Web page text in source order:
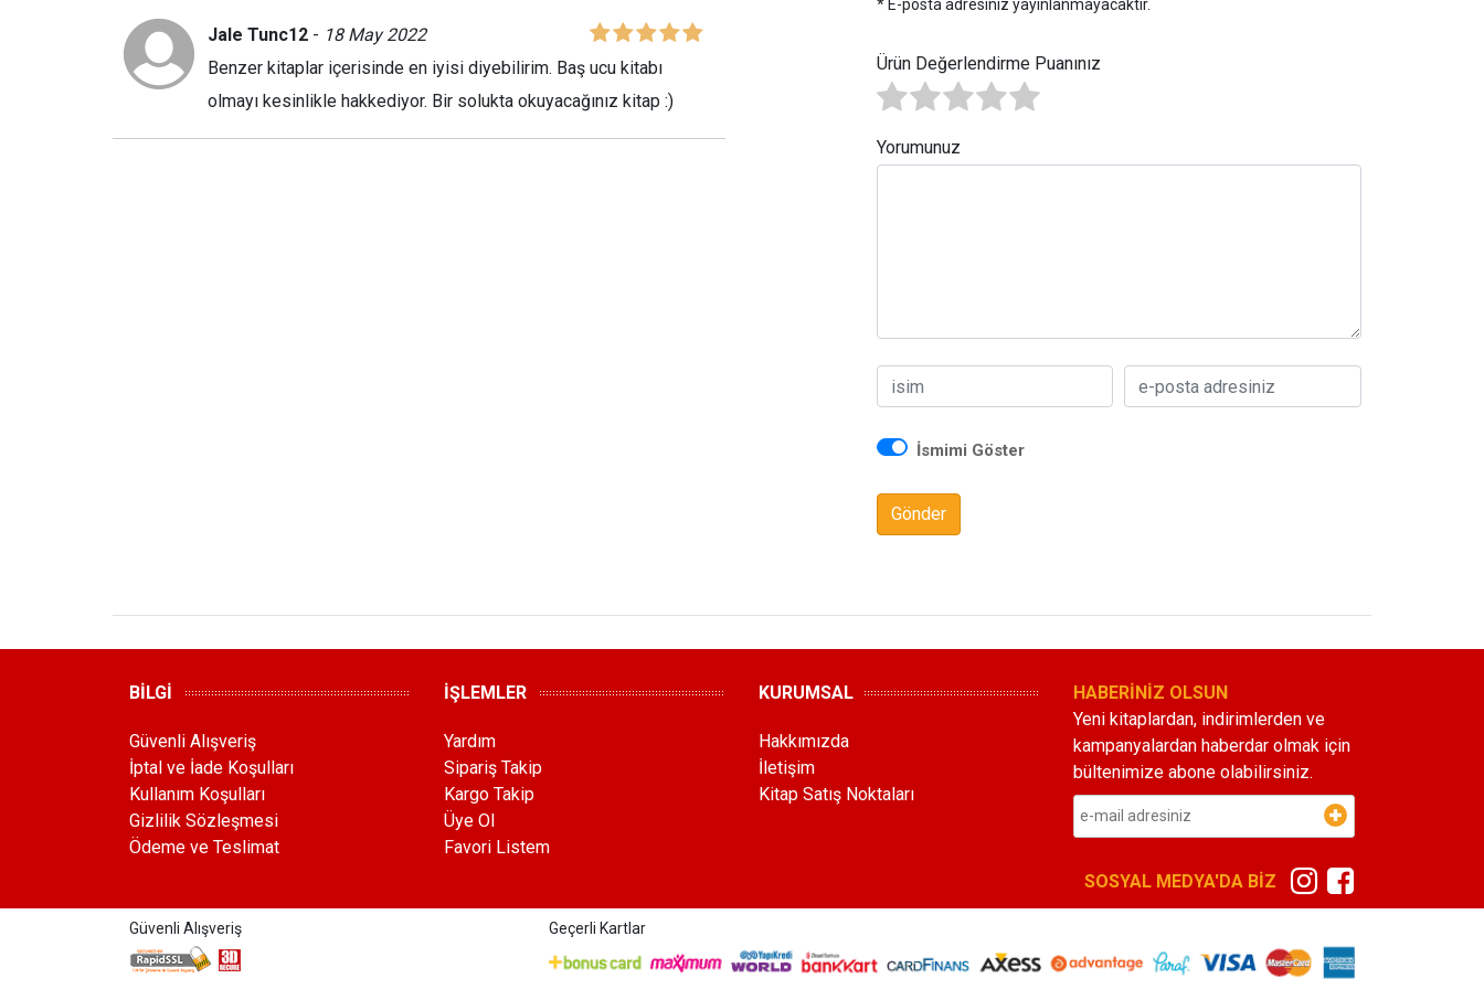
Jale Tunc12 - 18 May 2022
Benzer kitaplar içerisinde en iyisi diyebilirim. Baş ucu kitabı
olmayı kesinlikle hakkediyor. Bir solukta okuyacağınız kitap :)
* E-posta adresiniz yayınlanmayacaktır.
Ürün Değerlendirme Puanınız
Yorumunuz
İsmimi Göster
Gönder
BİLGİ
Güvenli Alışveriş
İptal ve İade Koşulları
Kullanım Koşulları
Gizlilik Sözleşmesi
Ödeme ve Teslimat
İŞLEMLER
Yardım
Sipariş Takip
Kargo Takip
Üye Ol
Favori Listem
KURUMSAL
Hakkımızda
İletişim
Kitap Satış Noktaları
HABERİNİZ OLSUN
Yeni kitaplardan, indirimlerden ve
kampanyalardan haberdar olmak için
bültenimize abone olabilirsiniz.
SOSYAL MEDYA'DA BİZ
Güvenli Alışveriş Geçerli Kartlar